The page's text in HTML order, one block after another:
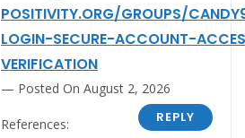
POSITIVITY.ORG/GROUPS/
LOGIN-SECURE-ACCOUNT-
VERIFICATION
Posted On August 2, 2026
REPLY
References: